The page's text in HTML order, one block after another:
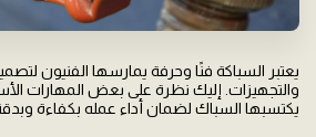
يعتبر السباكة فنًا وحرفة يمارسها الفنيون
والتجهيزات. إليك نظرة على بعض المهارات
يكتسبها السباك لضمان أداء عمله بكفاءة